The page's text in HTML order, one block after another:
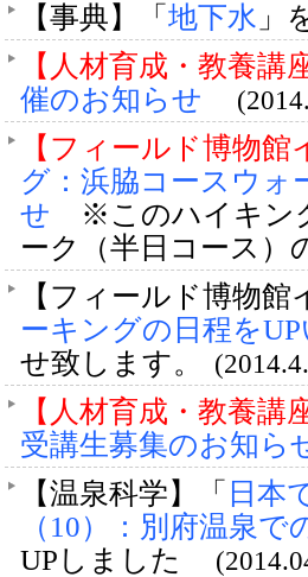
【事典】「 地下水 」
【人材育成・教養講
催のお知らせ
【フィールド博物館
グ：浜脇コースウォ
せ
※このハイキン
ーク（半日コース
【フィールド博物館
ーキングの日程をUP
せ致します。
【人材育成・教養講
受講生募集のお知ら
【温泉科学】「 日本
（10）：別府温泉
UPしました